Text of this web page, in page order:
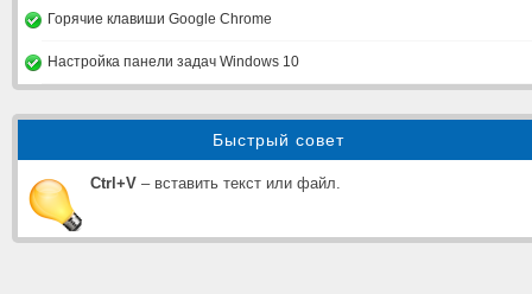
Горячие клавиши Google Chrome
Настройка панели задач Windows 10
Быстрый совет
Ctrl+V – вставить текст или файл.